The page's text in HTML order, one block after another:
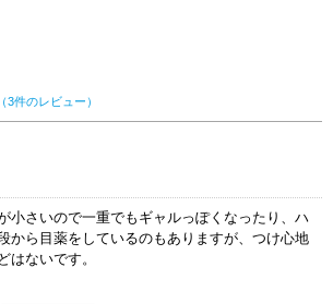
（3件のレビュー）
小さいので一重でもギャルっぽくなったり、ハ
から目薬をしているのもありますが、つけ心地
はないです。